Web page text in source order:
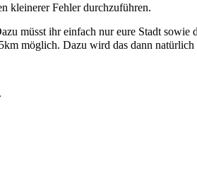
kleinerer Fehler durchzuführen.
müsst ihr einfach nur eure Stadt
möglich. Dazu wird das dann